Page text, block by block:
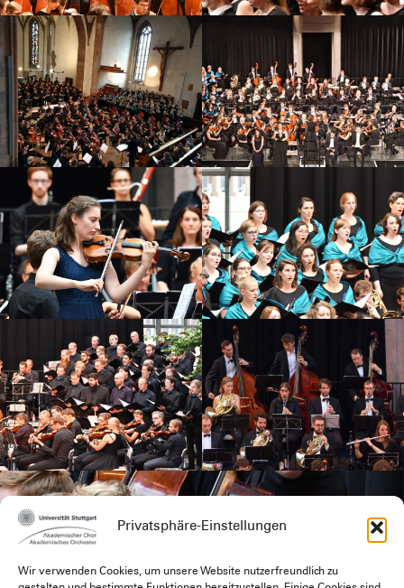
Privatsphäre-Einstellungen
Wir verwenden Cookies, um unsere Website nutzerfreundlich zu